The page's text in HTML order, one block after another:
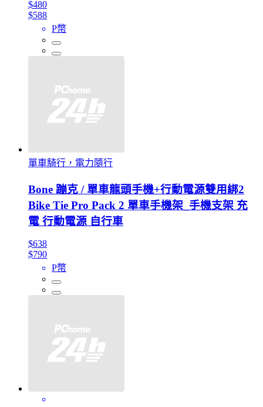
$480
$588
P幣
單車騎行，電力隨行
Bone 蹦克 / 單車龍頭手機+行動電源雙用綁2
Bike Tie Pro Pack 2 單車手機架_手機支架 充
電 行動電源 自行車
$638
$790
P幣